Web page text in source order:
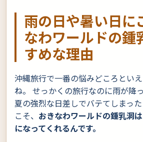
雨の日や暑い日に
なわワールドの鍾
すめな理由
沖縄旅行で一番の悩みどころとい
ね。 せっかくの旅行なのに雨が降
夏の強烈な日差しでバテてしまっ
こそ、 おきなわワールドの鍾乳洞
になってくれるんです。